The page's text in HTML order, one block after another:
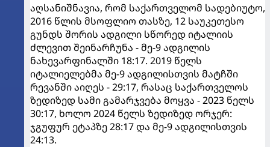
აღსანიშნავია, რომ საქართველომ სადებიუტო,
2016 წლის მსოფლიო თასზე, 12 საუკეთესო
გუნდს შორის ადგილი სწორედ იტალიის
ძლევით შეინარჩუნა - მე-9 ადგილის
ნახევარფინალში 18:17. 2019 წელს
იტალიელებმა მე-9 ადგილისთვის მატჩში
რევანში აიღეს - 29:17, რასაც საქართველოს
ზედიზედ სამი გამარჯვება მოყვა - 2023 წელს
30:17, ხოლო 2024 წელს ზედიზედ ორჯერ:
ჯგუფურ ეტაპზე 28:17 და მე-9 ადგილისთვის
24:13.